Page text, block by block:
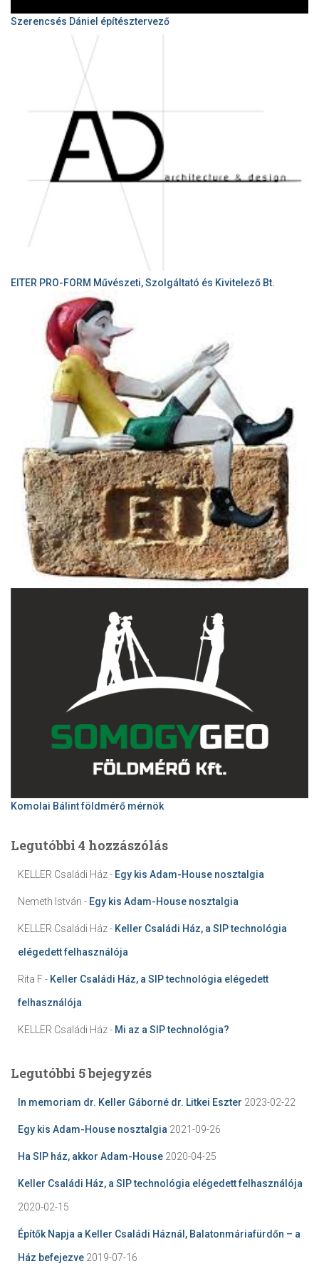
Szerencsés Dániel építésztervező
EITER PRO-FORM Művészeti, Szolgáltató és Kivitelező Bt.
Komolai Bálint földmérő mérnök
Legutóbbi 4 hozzászólás
KELLER Családi Ház- Egy kis Adam-House nosztalgia
Nemeth István - Egy kis Adam-House nosztalgia
KELLER Családi Ház- Keller Családi Ház, a SIP technológia
elégedett felhasználója
Rita F- Keller Családi Ház, a SIP technológia elégedett
felhasználója
KELLER Családi Ház- Mi az a SIP technológia?
Legutóbbi 5 bejegyzés
In memoriam dr. Keller Gáborné dr. Litkei Eszter 2023-02-22
Egy kis Adam-House nosztalgia 2021-09-26
Ha SIP ház, akkor Adam-House 2020-04-25
Keller Családi Ház, a SIP technológia elégedett felhasználója
2020-02-15
Építők Napja a Keller Családi Háznál, Balatonmáriafürdőn – a
Ház befejezve 2019-07-16